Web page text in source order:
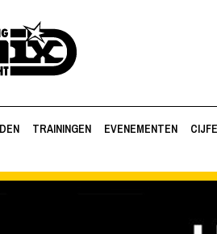
TRAININGEN EVENEMENTEN